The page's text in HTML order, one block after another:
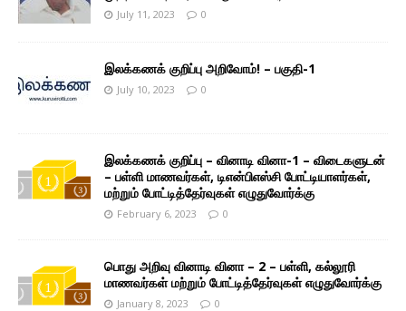
July 11, 2023 0
இலக்கணக் குறிப்பு அறிவோம்! – பகுதி-1
July 10, 2023 0
இலக்கணக் குறிப்பு – வினாடி வினா-1 – விடைகளுடன்
– பள்ளி மாணவர்கள், டிஎன்பிஎஸ்சி போட்டியாளர்கள்,
மற்றும் போட்டித்தேர்வுகள் எழுதுவோர்க்கு
February 6, 2023 0
பொது அறிவு வினாடி வினா – 2 – பள்ளி, கல்லூரி
மாணவர்கள் மற்றும் போட்டித்தேர்வுகள் எழுதுவோர்க்கு
January 8, 2023 0